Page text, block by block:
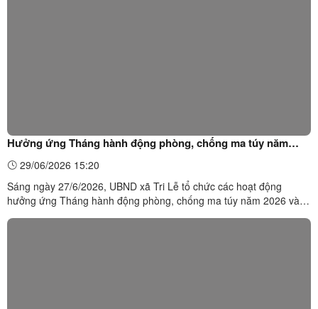
Hưởng ứng Tháng hành động phòng, chống ma túy năm
2026 trên địa bàn xã Tri Lễ
29/06/2026 15:20
Sáng ngày 27/6/2026, UBND xã Tri Lễ tổ chức các hoạt động
hưởng ứng Tháng hành động phòng, chống ma túy năm 2026 và